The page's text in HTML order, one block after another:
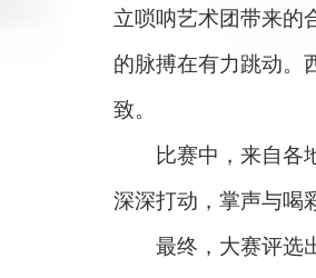
立唢呐艺术团带来的
的脉搏在有力跳动。
致。
比赛中，来自各地
深深打动，掌声与喝
最终，大赛评选出